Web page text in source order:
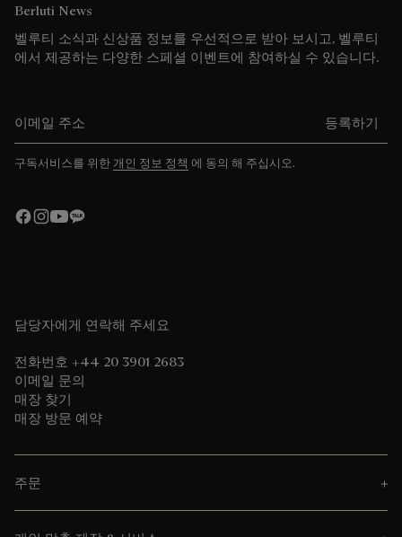
Berluti News
벨루티 소식과 신상품 정보를 우선적으로 받아 보시고, 벨루티
에서 제공하는 다양한 스페셜 이벤트에 참여하실 수 있습니다.
등록하기
구독서비스를 위한 개인 정보 정책 에 동의 해 주십시오.
담당자에게 연락해 주세요
전화번호 +44 20 3901 2683
이메일 문의
매장 찾기
매장 방문 예약
주문